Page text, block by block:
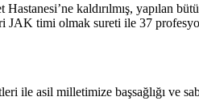
Hastanesi’ne kaldırılmış,
timi olmak sureti ile 37
ile asil milletimize başsağlığı ve